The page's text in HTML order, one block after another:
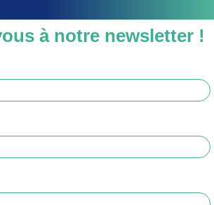
à notre newsletter !